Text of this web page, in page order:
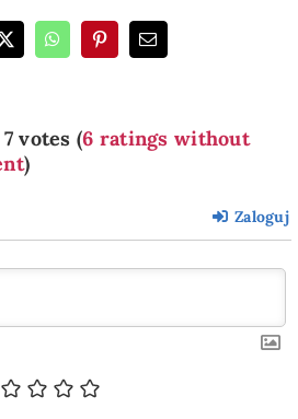
votes (6 ratings without
)
Zaloguj